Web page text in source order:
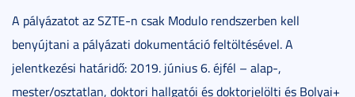
A pályázatot az SZTE-n csak Modulo rendszerben kell
benyújtani a pályázati dokumentáció feltöltésével. A
jelentkezési határidő: 2019. június 6. éjfél – alap-,
mester/osztatlan, doktori hallgatói és doktorjelölti és Bolyai+